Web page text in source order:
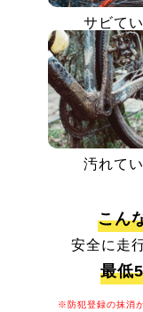
サビて
汚れて
こん
安全に走
最低
※防犯登録の抹消